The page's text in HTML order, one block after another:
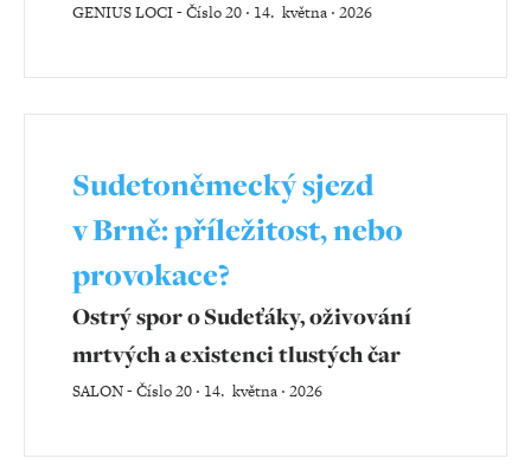
GENIUS LOCI-Číslo 20 ‧ 14. května ‧ 2026
Sudetoněmecký sjezd
v Brně: příležitost, nebo
provokace?
​​​​​​​Ostrý spor o Sudeťáky, oživování
mrtvých a existenci tlustých čar
SALON-Číslo 20 ‧ 14. května ‧ 2026